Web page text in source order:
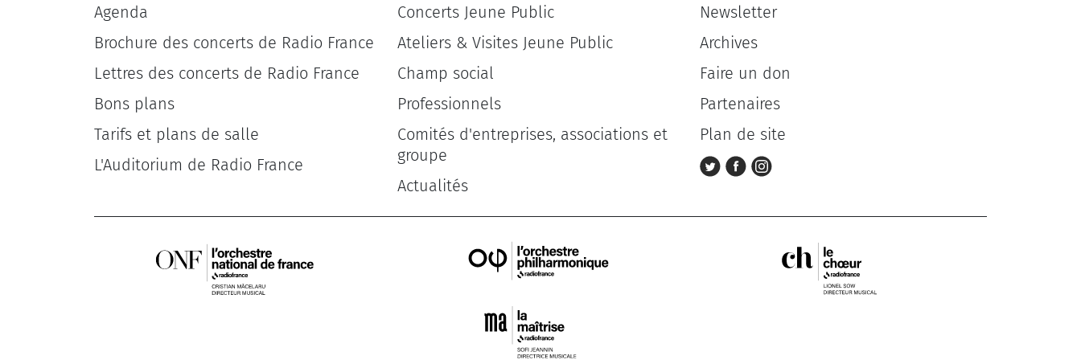
Agenda
Brochure des concerts de Radio France
Lettres des concerts de Radio France
Bons plans
Tarifs et plans de salle
L'Auditorium de Radio France
Concerts Jeune Public
Ateliers & Visites Jeune Public
Champ social
Professionnels
Comités d'entreprises, associations et
groupe
Actualités
Newsletter
Archives
Faire un don
Partenaires
Plan de site